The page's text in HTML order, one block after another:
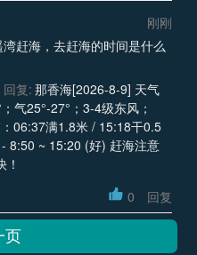
刚刚
赶海，去赶海的时间是什么
回复: 那香海[2026-8-9] 天气
气25°-27°；3-4级东风；
06:37满1.8米 / 15:18干0.5
8:50 ~ 15:20 (好) 赶海注意
0 回复